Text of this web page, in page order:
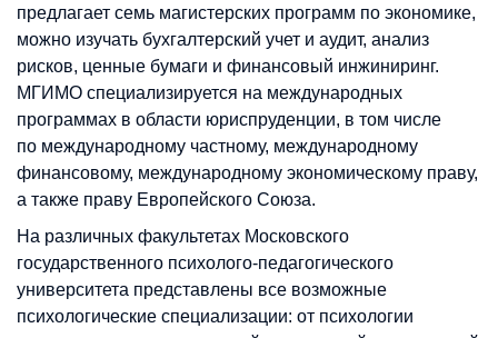
предлагает семь магистерских программ по экономике,
можно изучать бухгалтерский учет и аудит, анализ
рисков, ценные бумаги и финансовый инжиниринг.
МГИМО специализируется на международных
программах в области юриспруденции, в том числе
по международному частному, международному
финансовому, международному экономическому праву,
а также праву Европейского Союза.
На различных факультетах Московского
государственного психолого-педагогического
университета представлены все возможные
психологические специализации: от психологии